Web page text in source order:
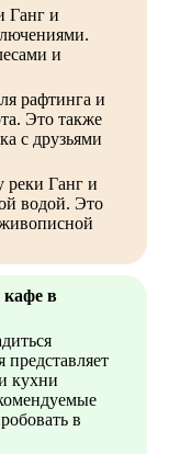
Ганг и
и
рафтинга и
Это также
с друзьями
реки Ганг и
водой. Это
кафе в
представляет
кухни
в